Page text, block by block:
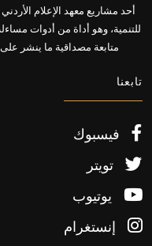
أحد مشاريع معهد الإعلام
للتنمية، وهو أداة من أدوات
متابعة مصداقية ما ينشر على
تابعنا
فيسبوك
تويتر
يوتيوب
إنستغرام